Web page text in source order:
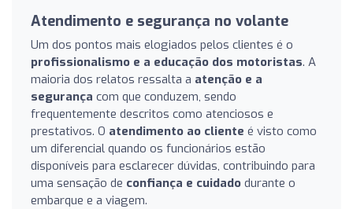
Atendimento e segurança no volante
Um dos pontos mais elogiados pelos clientes é o
profissionalismo e a educação dos motoristas. A
maioria dos relatos ressalta a atenção e a
segurança com que conduzem, sendo
frequentemente descritos como atenciosos e
prestativos. O atendimento ao cliente é visto como
um diferencial quando os funcionários estão
disponíveis para esclarecer dúvidas, contribuindo para
uma sensação de confiança e cuidado durante o
embarque e a viagem.